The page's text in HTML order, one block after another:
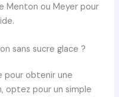
Menton ou Meyer pour
sans sucre glace ?
pour obtenir une
optez pour un simple